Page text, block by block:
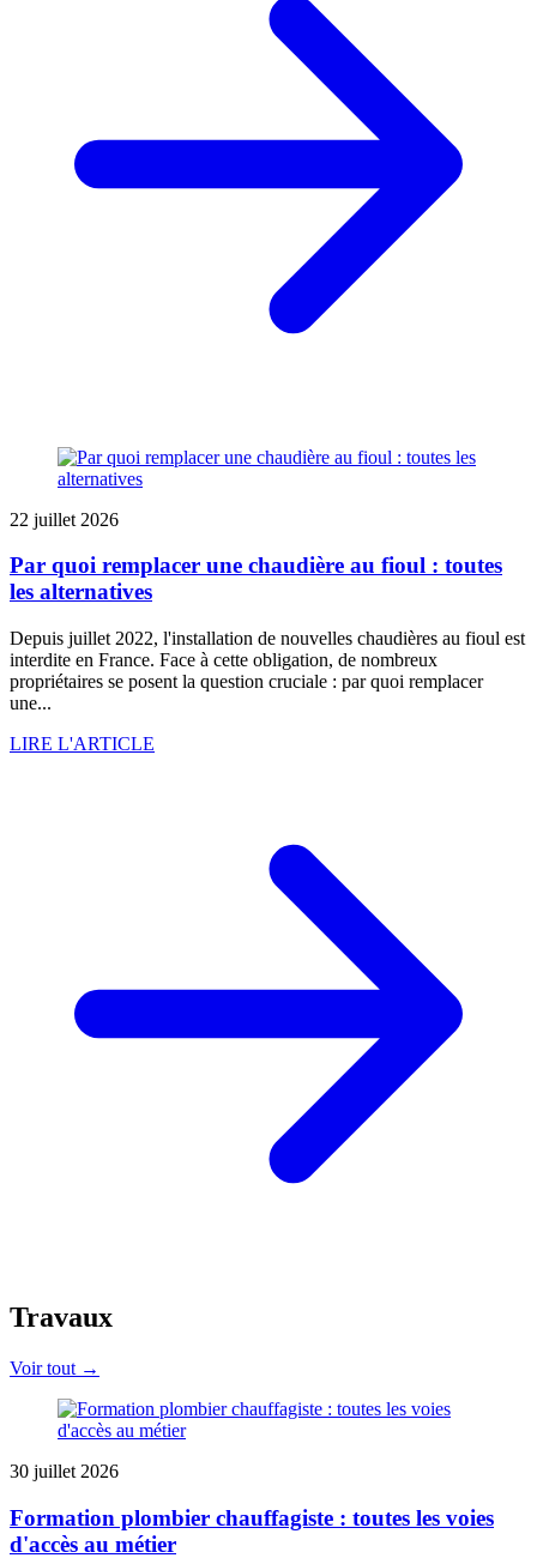
22 juillet 2026
Par quoi remplacer une chaudière au fioul : toutes
les alternatives
Depuis juillet 2022, l'installation de nouvelles chaudières au fioul est
interdite en France. Face à cette obligation, de nombreux
propriétaires se posent la question cruciale : par quoi remplacer
une...
LIRE L'ARTICLE
Travaux
Voir tout →
30 juillet 2026
Formation plombier chauffagiste : toutes les voies
d'accès au métier